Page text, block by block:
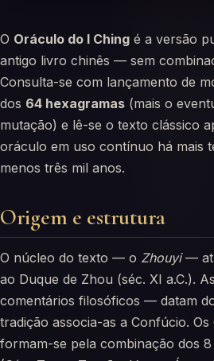
O Oráculo do I Ching é a versão
antigo livro chinês — sem
Consulta-se com lançamento de
dos 64 hexagramas (mais o
mutação) e lê-se o texto clássico
oráculo em uso contínuo há mais
menos três mil anos.
Origem e estrutura
O núcleo do texto — o Zhouyi—
ao Duque de Zhou (séc. XI a.C.).
comentários filosóficos — datam
tradição associa-as a Confúcio.
formam-se pela combinação dos